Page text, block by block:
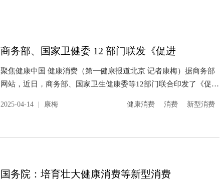
商务部、国家卫健委 12 部门联发《促进
聚焦健康中国 健康消费（第一健康报道北京 记者康梅）据商务部
网站，近日，商务部、国家卫生健康委等12部门联合印发了《促进
2025-04-14 康梅 健康消费 消费 新型消费
国务院：培育壮大健康消费等新型消费